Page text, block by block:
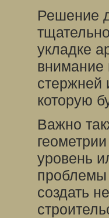
Решение
укладке
внимание
стержней
которую
Важно
уровень
проблемы
создать